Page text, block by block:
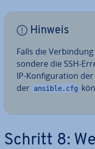
Hinweis
Falls die
son­de­re die SSH-
IP-Kon­fi­gu­ra­ti­on
der ansible.cfg
Schritt 8: